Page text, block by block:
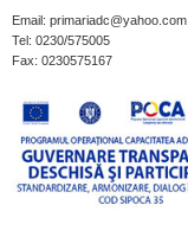
Email: primariadc@yahoo.com
Tel: 0230/575005
Fax: 0230575167